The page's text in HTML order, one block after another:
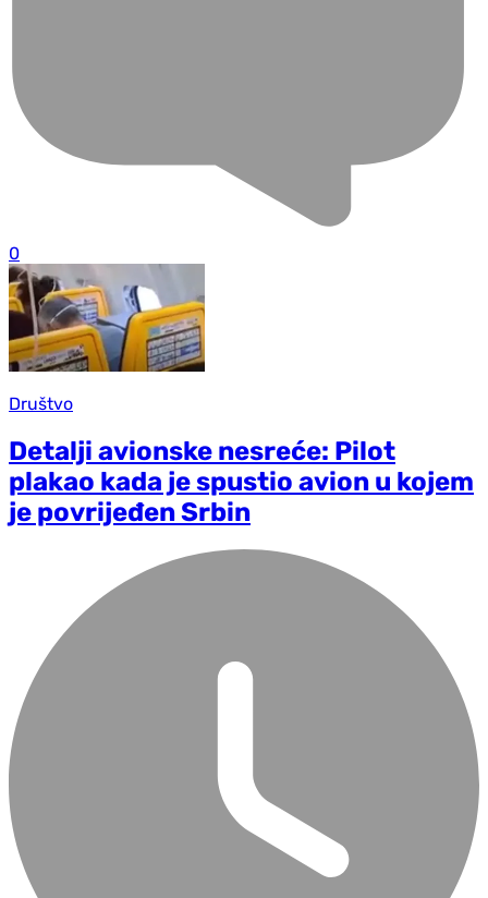
0
Društvo
Detalji avionske nesreće: Pilot
plakao kada je spustio avion u kojem
je povrijeđen Srbin